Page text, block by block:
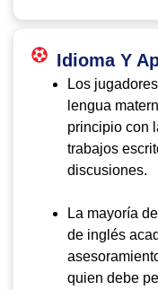
Idioma Y
Los
lengua
principio con
trabajos
discusiones.
La mayoría
de inglés
quien debe